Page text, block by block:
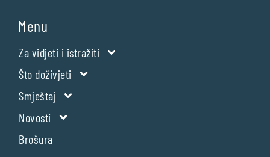
Menu
Za vidjeti i istražiti
Što doživjeti
Smještaj
Novosti
Brošura